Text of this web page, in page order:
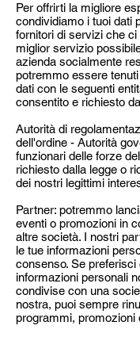
Per offrirti la migliore
condividiamo i tuoi dati
fornitori di servizi che
miglior servizio
azienda socialmente
potremmo essere
dati con le seguenti
consentito e richiesto
Autorità di
dell'ordine - Autorità
funzionari delle forze
richiesto dalla legge o
dei nostri legittimi
Partner: potremmo
eventi o promozioni in
altre società. I nostri
le tue informazioni
consenso. Se preferisci
informazioni personali
condivise con una
nostra, puoi sempre
programmi, promozioni